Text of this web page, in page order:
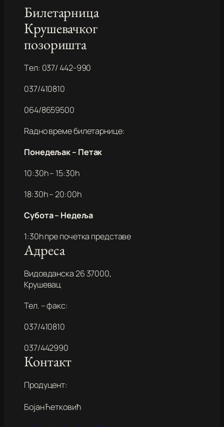
Билетарница
Крушевачког
позоришта
Tел: 037/ 442-990
037/410810
064/8659500
Rадно време билетарнице:
Понедељак – Петак
10:30h – 15:30h
18:30h – 20:00h
Субота – Недеља
1:30h пре почетка представе
Адреса
Видовданска 26 37000,
Крушевац
Тел. – факс:
037/410810
037/442990
Контакт
Продуцент:
Бојан Ћетковић